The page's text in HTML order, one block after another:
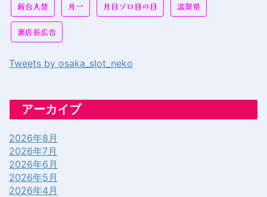
新台入替 月一 月日ゾロ目の日 滋賀県
裏店長広告
Tweets by osaka_slot_neko
アーカイブ
2026年8月
2026年7月
2026年6月
2026年5月
2026年4月